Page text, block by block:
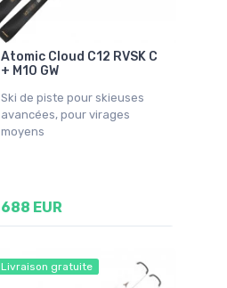
Atomic Cloud C12 RVSK C
+ M10 GW
Ski de piste pour skieuses
avancées, pour virages
moyens
688 EUR
Livraison gratuite